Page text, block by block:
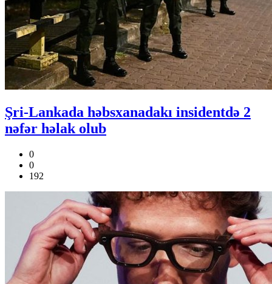
Şri-Lankada həbsxanadakı insidentdə 2
nəfər həlak olub
0
0
192